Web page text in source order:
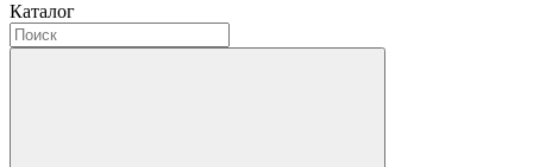
Каталог